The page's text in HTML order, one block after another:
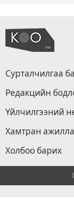
Сурталчилгаа
Редакцийн
Үйлчилгээний
Хамтран
Холбоо барих